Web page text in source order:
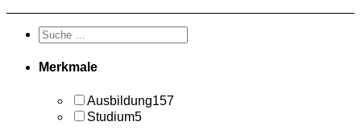
Merkmale
Ausbildung157
Studium5